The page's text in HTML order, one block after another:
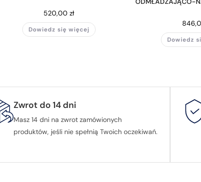
520,00zł
Dowiedz się więcej
Dowiedz
Zwrot do 14 dni
Masz 14 dni na zwrot zamówionych
produktów, jeśli nie spełnią Twoich oczekiwań.